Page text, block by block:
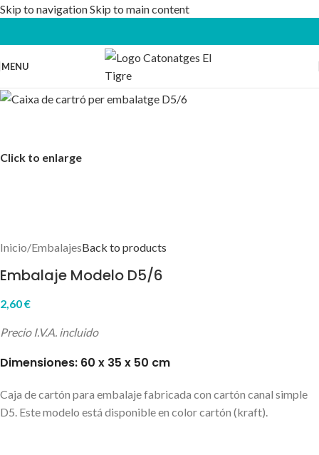
Skip to navigationSkip to main content
MENU
Click to enlarge
Inicio/EmbalajesBack to products
Embalaje Modelo D5/6
2,60€
Precio I.V.A. incluido
Dimensiones: 60 x 35 x 50 cm
Caja de cartón para embalaje fabricada con cartón canal simple
D5. Este modelo está disponible en color cartón (kraft).